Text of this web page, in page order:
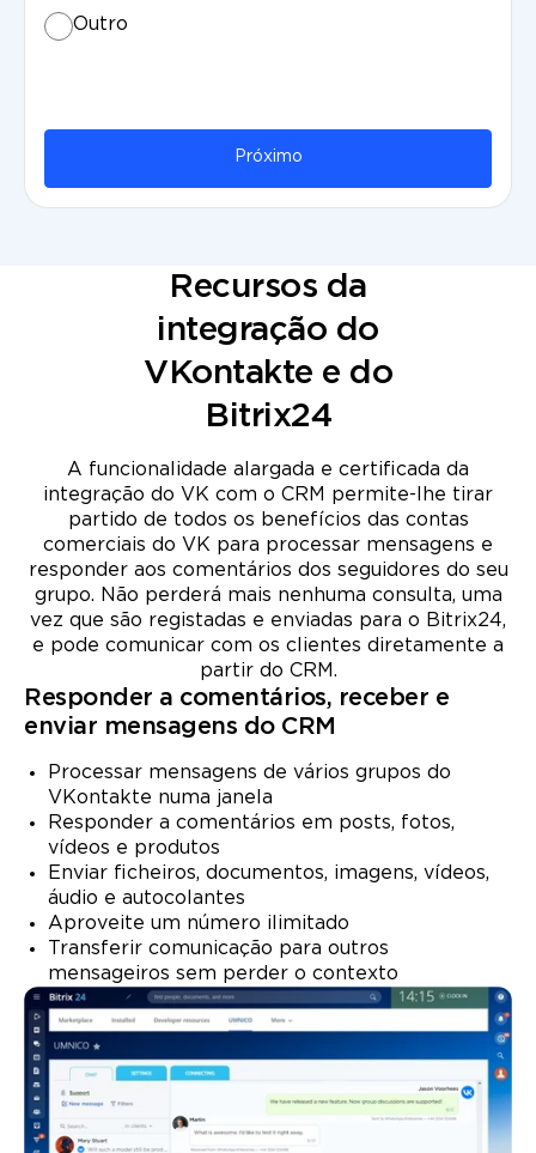
Outro
Próximo
Recursos da
integração do
VKontakte e do
Bitrix24
A funcionalidade alargada e certificada da
integração do VK com o CRM permite-lhe tirar
partido de todos os benefícios das contas
comerciais do VK para processar mensagens e
responder aos comentários dos seguidores do seu
grupo. Não perderá mais nenhuma consulta, uma
vez que são registadas e enviadas para o Bitrix24,
e pode comunicar com os clientes diretamente a
partir do CRM.
Responder a comentários, receber e
enviar mensagens do CRM
Processar mensagens de vários grupos do
VKontakte numa janela
Responder a comentários em posts, fotos,
vídeos e produtos
Enviar ficheiros, documentos, imagens, vídeos,
áudio e autocolantes
Aproveite um número ilimitado
Transferir comunicação para outros
mensageiros sem perder o contexto